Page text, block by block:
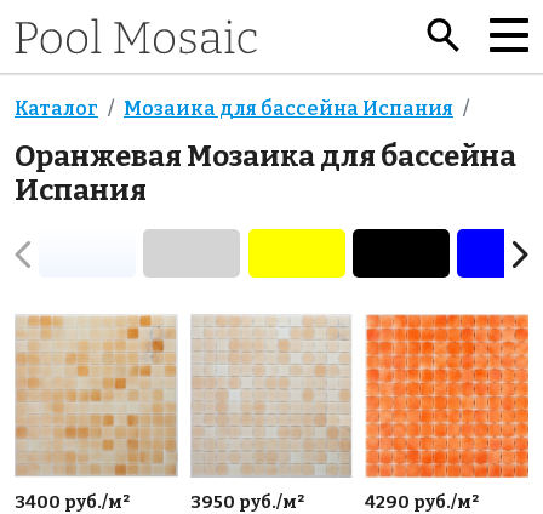
Каталог Мозаика для бассейна Испания
Оранжевая Мозаика для бассейна
Испания
3400 руб./м²
3950 руб./м²
4290 руб./м²